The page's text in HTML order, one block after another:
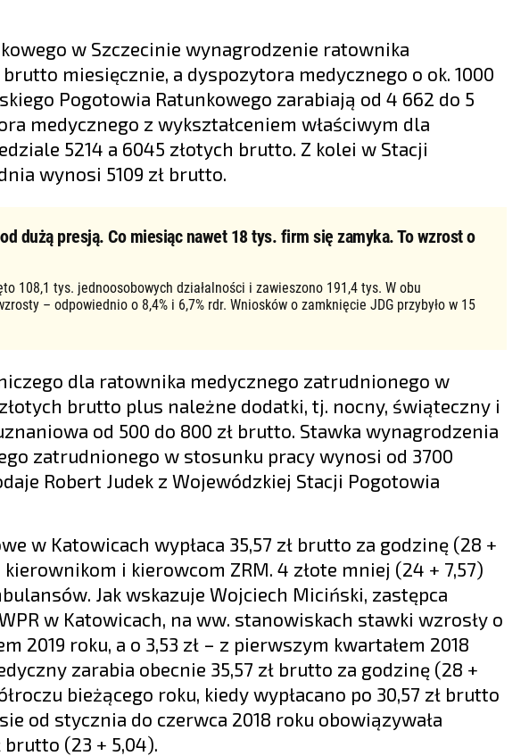
w Szczecinie wynagrodzenie ratownika
miesięcznie, a dyspozytora medycznego o ok. 1000
Pogotowia Ratunkowego zarabiają od 4 662 do 5
medycznego z wykształceniem właściwym dla
5214 a 6045 złotych brutto. Z kolei w Stacji
wynosi 5109 zł brutto.
dużą presją. Co miesiąc nawet 18 tys. firm się zamyka. To wzrost o
108,1 tys. jednoosobowych działalności i zawieszono 191,4 tys. W obu
– odpowiednio o 8,4% i 6,7% rdr. Wniosków o zamknięcie JDG przybyło w 15
dla ratownika medycznego zatrudnionego w
brutto plus należne dodatki, tj. nocny, świąteczny i
od 500 do 800 zł brutto. Stawka wynagrodzenia
zatrudnionego w stosunku pracy wynosi od 3700
Robert Judek z Wojewódzkiej Stacji Pogotowia
w Katowicach wypłaca 35,57 zł brutto za godzinę (28 +
i kierowcom ZRM. 4 złote mniej (24 + 7,57)
Jak wskazuje Wojciech Miciński, zastępca
w Katowicach, na ww. stanowiskach stawki wzrosły o
2019 roku, a o 3,53 zł – z pierwszym kwartałem 2018
zarabia obecnie 35,57 zł brutto za godzinę (28 +
bieżącego roku, kiedy wypłacano po 30,57 zł brutto
od stycznia do czerwca 2018 roku obowiązywała
(23 + 5,04).